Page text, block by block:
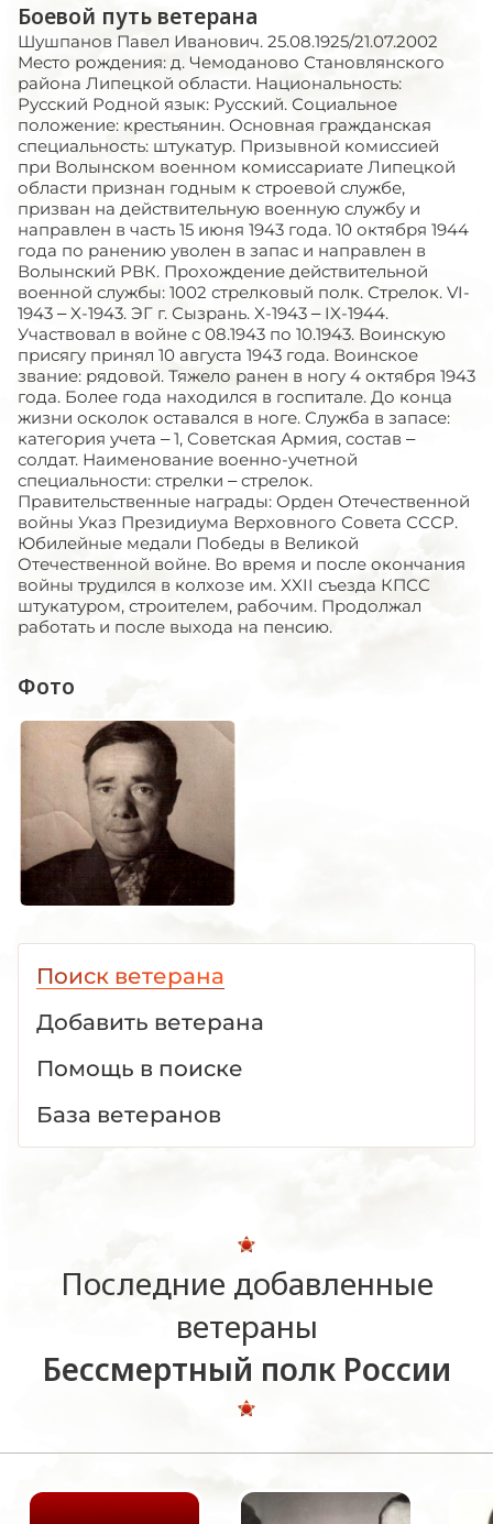
Боевой путь ветерана
Шушпанов Павел Иванович. 25.08.1925/21.07.2002
Место рождения: д. Чемоданово Становлянского
района Липецкой области. Национальность:
Русский Родной язык: Русский. Социальное
положение: крестьянин. Основная гражданская
специальность: штукатур. Призывной комиссией
при Волынском военном комиссариате Липецкой
области признан годным к строевой службе,
призван на действительную военную службу и
направлен в часть 15 июня 1943 года. 10 октября 1944
года по ранению уволен в запас и направлен в
Волынский РВК. Прохождение действительной
военной службы: 1002 стрелковый полк. Стрелок. VI-
1943 – X-1943. ЭГ г. Сызрань. X-1943 – IX-1944.
Участвовал в войне с 08.1943 по 10.1943. Воинскую
присягу принял 10 августа 1943 года. Воинское
звание: рядовой. Тяжело ранен в ногу 4 октября 1943
года. Более года находился в госпитале. До конца
жизни осколок оставался в ноге. Служба в запасе:
категория учета – 1, Советская Армия, состав –
солдат. Наименование военно-учетной
специальности: стрелки – стрелок.
Правительственные награды: Орден Отечественной
войны Указ Президиума Верховного Совета СССР.
Юбилейные медали Победы в Великой
Отечественной войне. Во время и после окончания
войны трудился в колхозе им. XXII съезда КПСС
штукатуром, строителем, рабочим. Продолжал
работать и после выхода на пенсию.
Фото
Поиск ветерана
Добавить ветерана
Помощь в поиске
База ветеранов
Последние добавленные
ветераны
Бессмертный полк России